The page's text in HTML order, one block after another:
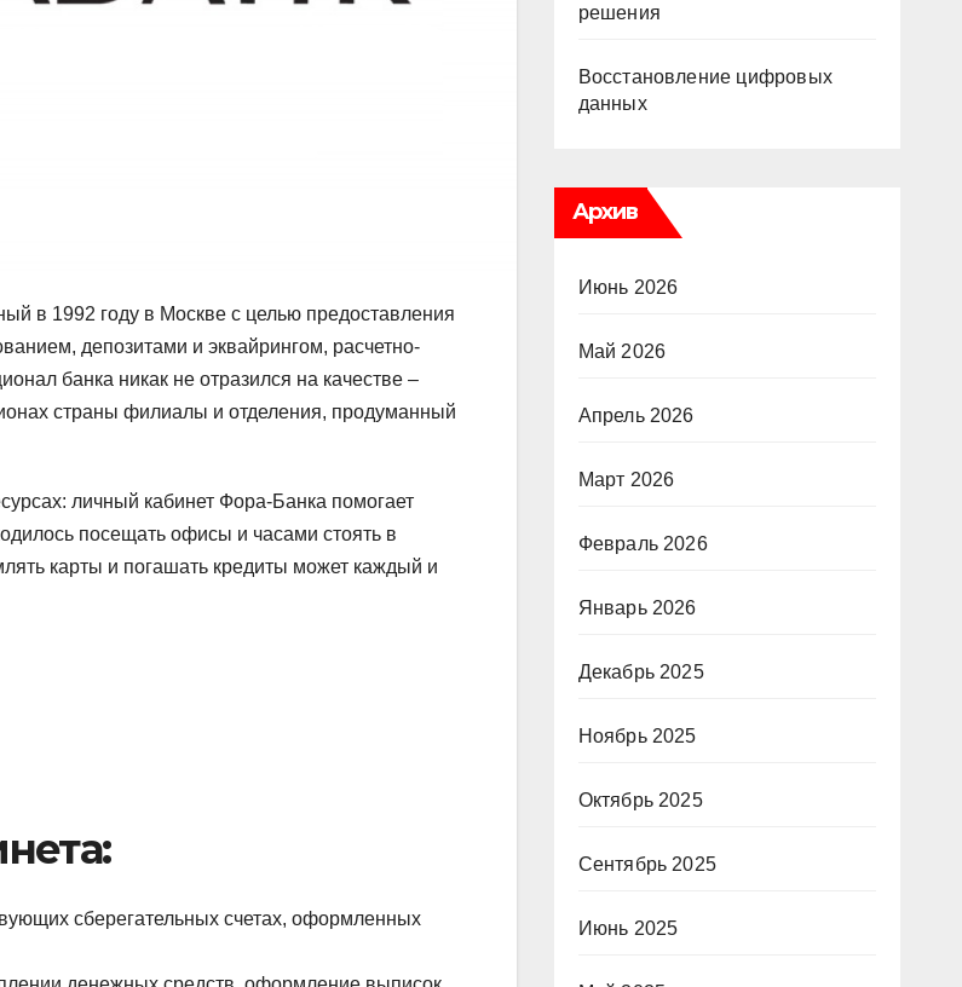
в 1992 году в Москве с целью предоставления
депозитами и эквайрингом, расчетно-
банка никак не отразился на качестве –
страны филиалы и отделения, продуманный
личный кабинет Фора-Банка помогает
посещать офисы и часами стоять в
карты и погашать кредиты может каждый и
сберегательных счетах, оформленных
решения
Восстановление цифровых
данных
Архив
Июнь 2026
Май 2026
Апрель 2026
Март 2026
Февраль 2026
Январь 2026
Декабрь 2025
Ноябрь 2025
Октябрь 2025
Сентябрь 2025
Июнь 2025